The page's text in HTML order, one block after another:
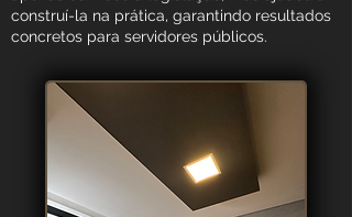
construí-la na prática, garantindo resultados
concretos para servidores públicos.